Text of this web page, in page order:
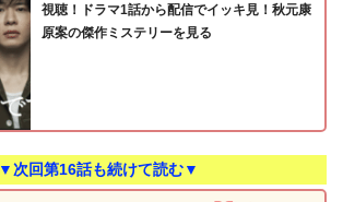
視聴！ドラマ1話から配信でイッキ見！秋元康
原案の傑作ミステリーを見る
▼次回第16話も続けて読む▼